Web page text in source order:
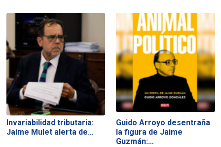
Invariabilidad tributaria:
Jaime Mulet alerta de…
Guido Arroyo desentraña
la figura de Jaime
Guzmán:…